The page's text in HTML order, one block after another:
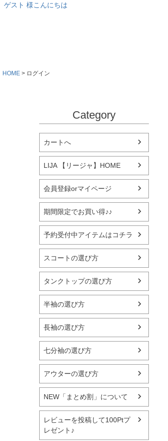
ゲスト 様こんにちは
HOME ログイン
Category
カートへ
LIJA 【リージャ】HOME
会員登録orマイページ
期間限定でお買い得♪♪
予約受付中アイテムはコチラ
スコートの選び方
タンクトップの選び方
半袖の選び方
長袖の選び方
七分袖の選び方
アウターの選び方
NEW「まとめ割」について
レビューを投稿して100Ptプ
レゼント♪